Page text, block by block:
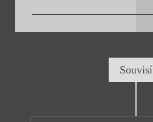
Souvisí